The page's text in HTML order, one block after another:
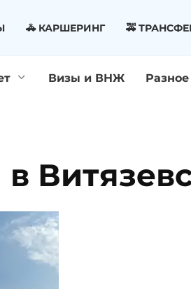
🚓 КАРШЕРИНГ 🚕
Визы и ВНЖ Разное